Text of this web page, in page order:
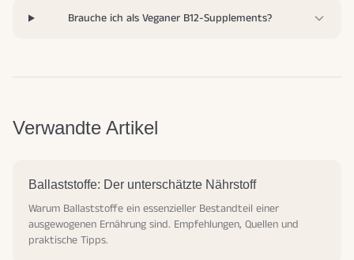
Brauche ich als Veganer B12-Supplements?
Verwandte Artikel
Ballaststoffe: Der unterschätzte Nährstoff
Warum Ballaststoffe ein essenzieller Bestandteil einer
ausgewogenen Ernährung sind. Empfehlungen, Quellen und
praktische Tipps.